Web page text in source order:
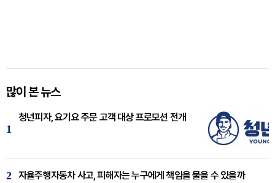
많이 본 뉴스
1
청년피자, 요기요 주문 고객 대상 프로모션 전개
2 자율주행자동차 사고, 피해자는 누구에게 책임을 물을 수 있을까